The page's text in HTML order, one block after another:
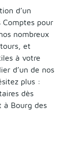
d’un
pour
nombreux
et
à votre
d’un de nos
plus :
dès
Bourg des